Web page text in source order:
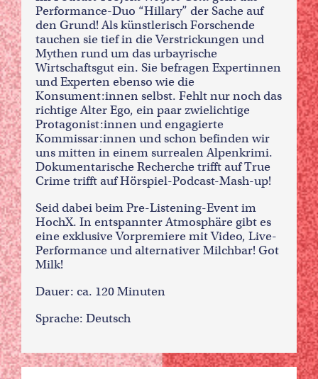
Performance-Duo “Hillary” der Sache auf
den Grund! Als künstlerisch Forschende
tauchen sie tief in die Verstrickungen und
Mythen rund um das urbayrische
Wirtschaftsgut ein. Sie befragen Expertinnen
und Experten ebenso wie die
Konsument:innen selbst. Fehlt nur noch das
richtige Alter Ego, ein paar zwielichtige
Protagonist:innen und engagierte
Kommissar:innen und schon befinden wir
uns mitten in einem surrealen Alpenkrimi.
Dokumentarische Recherche trifft auf True
Crime trifft auf Hörspiel-Podcast-Mash-up!
Seid dabei beim Pre-Listening-Event im
HochX. In entspannter Atmosphäre gibt es
eine exklusive Vorpremiere mit Video, Live-
Performance und alternativer Milchbar! Got
Milk!
Dauer: ca. 120 Minuten
Sprache: Deutsch